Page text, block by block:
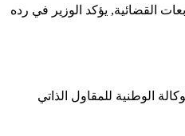
وضعيتهم وتجنب المتابعات القضائية, يؤكد الوزير في رده
الوطنية للمقاول الذاتي